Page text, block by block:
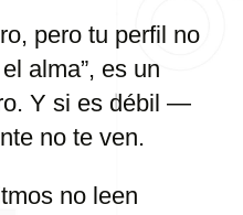
pero tu perfil no
alma”, es un
Y si es débil —
no te ven.
no leen